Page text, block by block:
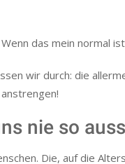
das mein normal
wir durch: die
nie so
Die, auf die